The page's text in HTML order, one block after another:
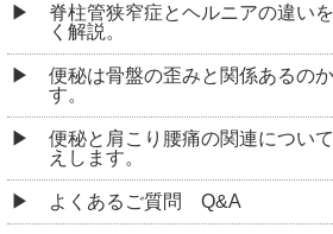
脊柱管狭窄症とヘルニアの違い
く解説。
便秘は骨盤の歪みと関係あるの
す。
便秘と肩こり腰痛の関連につい
えします。
よくあるご質問 Q&A